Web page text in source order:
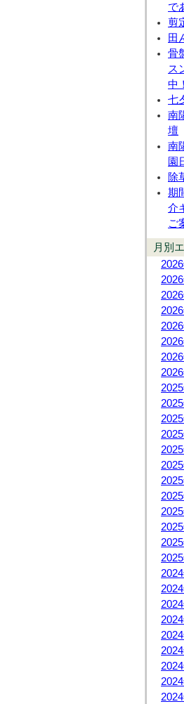
で
剪
田
骨
ス
中！
七
南
壇
南
園
除
期
介
ご
月別